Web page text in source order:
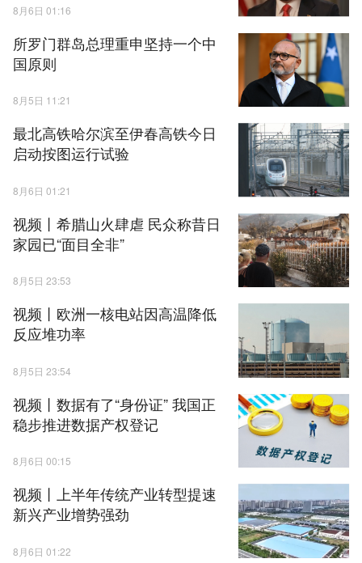
8月6日 01:16
所罗门群岛总理重申坚持一个中
国原则
8月5日 11:21
最北高铁哈尔滨至伊春高铁今日
启动按图运行试验
8月6日 01:21
视频丨希腊山火肆虐 民众称昔日
家园已“面目全非”
8月5日 23:53
视频丨欧洲一核电站因高温降低
反应堆功率
8月5日 23:54
视频丨数据有了“身份证” 我国正
稳步推进数据产权登记
8月6日 00:15
视频丨上半年传统产业转型提速
新兴产业增势强劲
8月6日 01:22